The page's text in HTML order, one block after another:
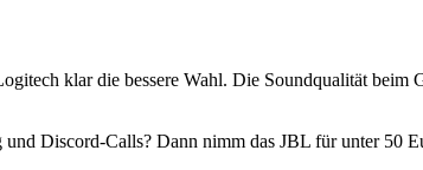
klar die bessere Wahl. Die Soundqualität
Discord-Calls? Dann nimm das JBL für unter 50